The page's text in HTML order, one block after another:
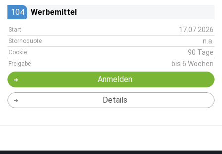
104 Werbemittel
Start 17.07.2026
Stornoquote n.a.
Cookie 90 Tage
Freigabe bis 6 Wochen
Anmelden
Details